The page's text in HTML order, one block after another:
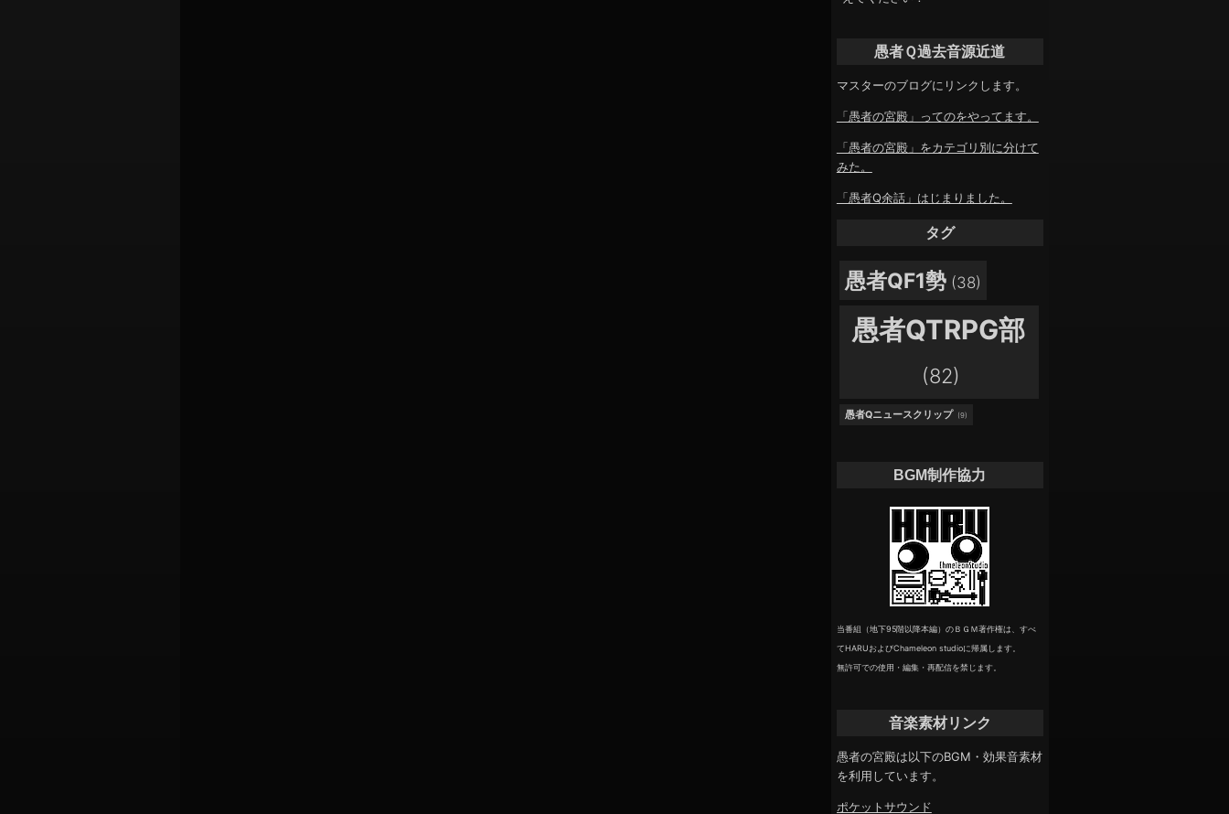
愚者Ｑ過去音源近道
マスターのブログにリンクします。
「愚者の宮殿」ってのをやってます。
「愚者の宮殿」をカテゴリ別に分けて
みた。
「愚者Q余話」はじまりました。
タグ
愚者QF1勢 (38)
愚者QTRPG部
(82)
愚者Qニュースクリップ (9)
BGM制作協力
当番組（地下95階以降本編）のＢＧＭ著作権は、すべ
てHARUおよびChameleon studioに帰属します。
無許可での使用・編集・再配信を禁じます。
音楽素材リンク
愚者の宮殿は以下のBGM・効果音素材
を利用しています。
ポケットサウンド